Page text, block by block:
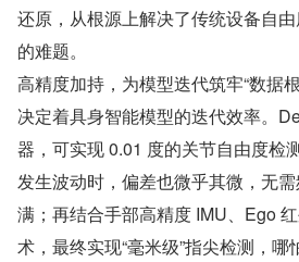
还原，从根源上解决了传统设备自
的难题。
高精度加持，为模型迭代筑牢“数据
决定着具身智能模型的迭代效率。
器，可实现 0.01 度的关节自由度检
发生波动时，偏差也微乎其微，无
满；再结合手部高精度 IMU、Ego
术，最终实现“毫米级”指尖检测，